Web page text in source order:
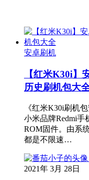
安卓刷机
【红米K30i】
历史刷机包大
《红米K30i刷机
小米品牌Redmi手
ROM固件。由系
都是不限速…
2021年 3月 28日